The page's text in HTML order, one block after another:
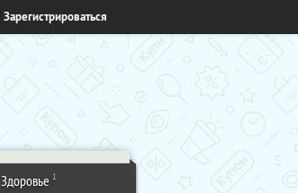
Зарегистрироваться
Здоровье 1